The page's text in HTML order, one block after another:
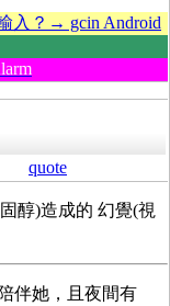
入？→ gcin Android
quote
醇)造成的 幻覺(視
伴她，且夜間有